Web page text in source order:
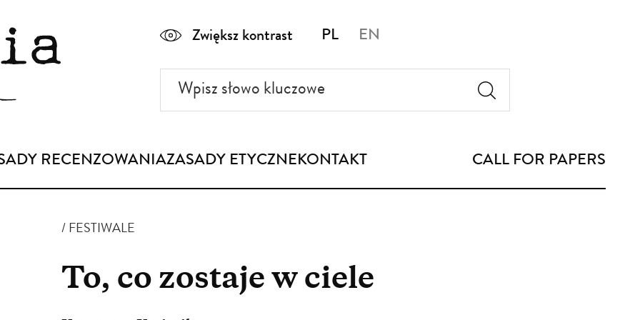
Zwiększ kontrast PL EN
słowo
kluczowe
RECENZOWANIAZASADY ETYCZNEKONTAKT CALL FOR PAPERS
FESTIWALE
To, co zostaje w ciele